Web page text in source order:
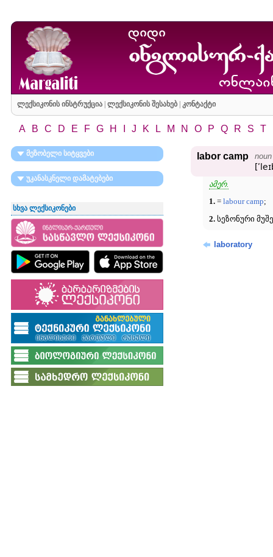
ლექსიკონის ინსტრუქცია| ლექსიკონის შესახებ| კონტაქტი
A B C D E F G H J K L M N O P Q R S T
მეზობელი სიტყვები
უკანასკნელი დამატებები
სხვა ლექსიკონები
labor camp noun
ამერ.
1.= labour camp;
2.სეზონური
laboratory